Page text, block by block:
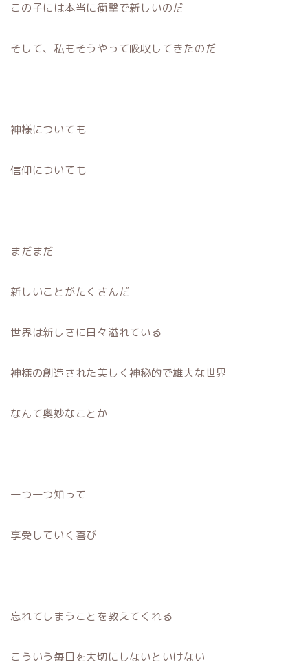
この子には本当に衝撃で新しいのだ
そして、私もそうやって吸収してきたのだ
神様についても
信仰についても
まだまだ
新しいことがたくさんだ
世界は新しさに日々溢れている
神様の創造された美しく神秘的で雄大な世界
なんて奥妙なことか
一つ一つ知って
享受していく喜び
忘れてしまうことを教えてくれる
こういう毎日を大切にしないといけない